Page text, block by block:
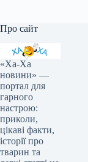
Про сайт
«Ха-Ха
новини» —
портал для
гарного
настрою:
приколи,
цікаві факти,
історії про
тварин та